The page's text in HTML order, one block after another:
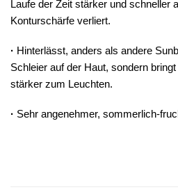
Laufe der Zeit stärker und schneller
Konturschärfe verliert.
· Hinterlässt, anders als andere
Schleier auf der Haut, sondern
stärker zum Leuchten.
· Sehr angenehmer, sommerlich-